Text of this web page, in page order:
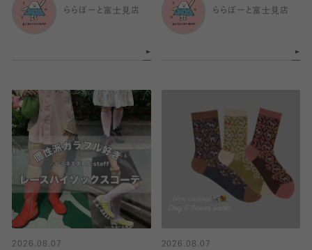
ららぽーと富士見店
ららぽーと富士見店
2026.08.07
2026.08.07